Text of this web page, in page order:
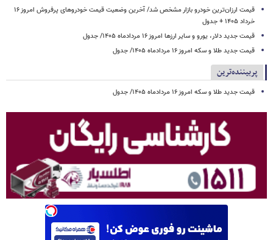
قیمت ارزان‌ترین خودرو بازار مشخص شد/ آخرین وضعیت قیمت خودروهای پرفروش امروز ۱۶
خرداد ۱۴۰۵ + جدول
قیمت جدید دلار، یورو و سایر ارزها امروز ۱۶ مردادماه ۱۴۰۵/ جدول
قیمت جدید طلا و سکه امروز ۱۶ مردادماه ۱۴۰۵/ جدول
پربیننده‌ترین
قیمت جدید طلا و سکه امروز ۱۶ مردادماه ۱۴۰۵/ جدول